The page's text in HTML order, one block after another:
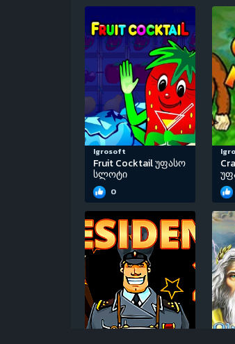
Igrosoft
Fruit Cocktail უფასო
სლოტი
0